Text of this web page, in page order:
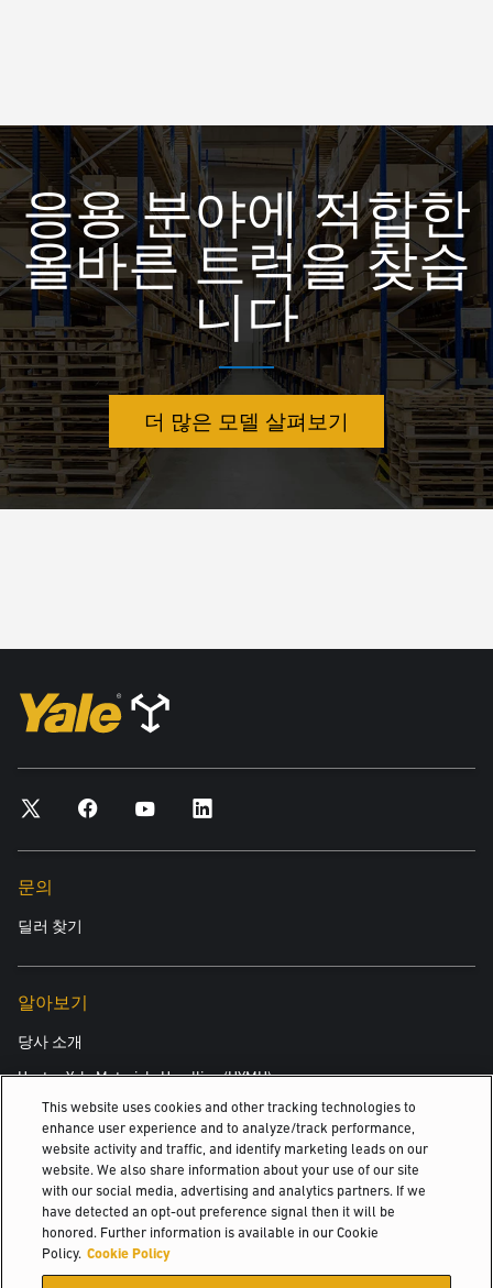
응용 분야에 적합한
올바른 트럭을 찾습
니다
더 많은 모델 살펴보기
문의
딜러 찾기
알아보기
당사 소개
Hyster-Yale Materials Handling (HYMH)
채용
채용
© 2026 Hyster-Yale Materials Handling, Inc., all rights reserved.
This website uses cookies and other tracking technologies to
enhance user experience and to analyze/track performance,
website activity and traffic, and identify marketing leads on our
website. We also share information about your use of our site
with our social media, advertising and analytics partners. If we
have detected an opt-out preference signal then it will be
honored. Further information is available in our Cookie
Policy. Cookie Policy